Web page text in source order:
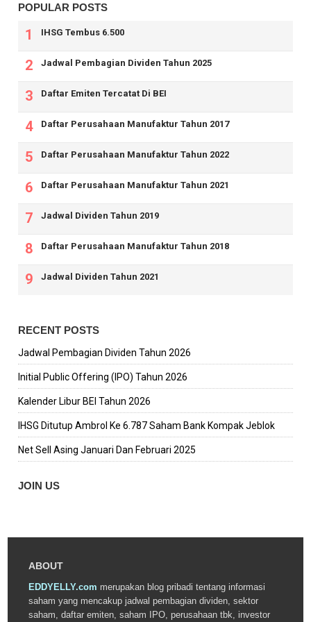
POPULAR POSTS
IHSG Tembus 6.500
Jadwal Pembagian Dividen Tahun 2025
Daftar Emiten Tercatat Di BEI
Daftar Perusahaan Manufaktur Tahun 2017
Daftar Perusahaan Manufaktur Tahun 2022
Daftar Perusahaan Manufaktur Tahun 2021
Jadwal Dividen Tahun 2019
Daftar Perusahaan Manufaktur Tahun 2018
Jadwal Dividen Tahun 2021
RECENT POSTS
Jadwal Pembagian Dividen Tahun 2026
Initial Public Offering (IPO) Tahun 2026
Kalender Libur BEI Tahun 2026
IHSG Ditutup Ambrol Ke 6.787 Saham Bank Kompak Jeblok
Net Sell Asing Januari Dan Februari 2025
JOIN US
ABOUT
EDDYELLY.com merupakan blog pribadi tentang informasi
saham yang mencakup jadwal pembagian dividen, sektor
saham, daftar emiten, saham IPO, perusahaan tbk, investor